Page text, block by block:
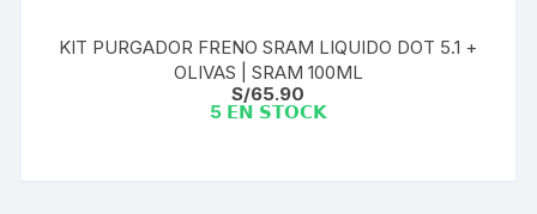
KIT PURGADOR FRENO SRAM LIQUIDO DOT 5.1 +
OLIVAS | SRAM 100ML
S/65.90
5 𝗘𝗡 𝗦𝗧𝗢𝗖𝗞